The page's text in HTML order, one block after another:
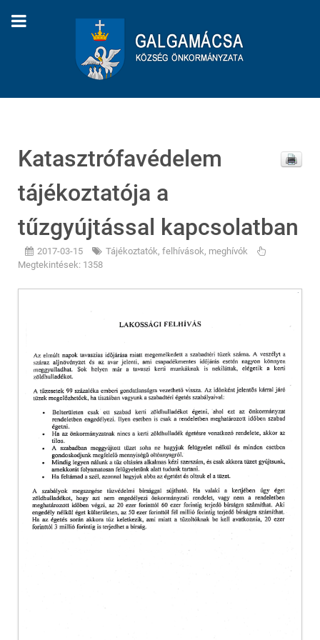
Katasztrófavédelem
tájékoztatója a
tűzgyújtással kapcsolatban
2017-03-15
Tájékoztatók, felhívások, meghívók
Megtekintések: 1358